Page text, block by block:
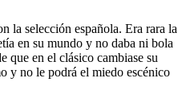
la selección española. Era rara la
en su mundo y no daba ni bola
que en el clásico cambiase su
y no le podrá el miedo escénico